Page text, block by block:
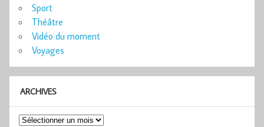
Sport
Théâtre
Vidéo du moment
Voyages
ARCHIVES
Archives